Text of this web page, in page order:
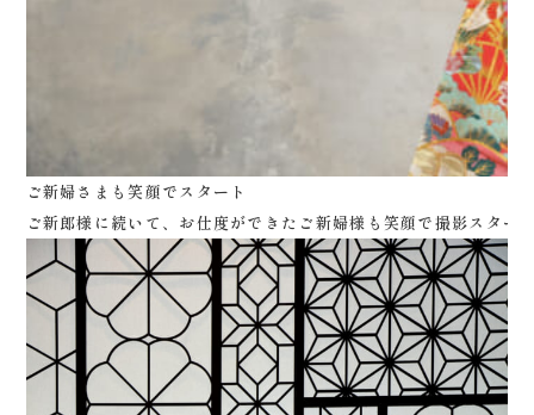
ご新婦さまも笑顔でスタート
ご新郎様に続いて、お仕度ができたご新婦様も笑顔で撮影スター